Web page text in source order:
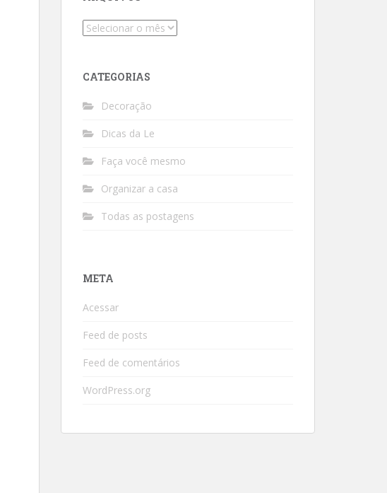
Arquivos
CATEGORIAS
Decoração
Dicas da Le
Faça você mesmo
Organizar a casa
Todas as postagens
META
Acessar
Feed de posts
Feed de comentários
WordPress.org